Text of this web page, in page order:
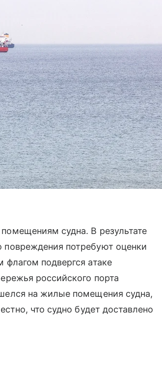
судна. В результате
повреждения потребуют оценки
флагом подвергся атаке
российского порта
на жилые помещения судна,
что судно будет доставлено